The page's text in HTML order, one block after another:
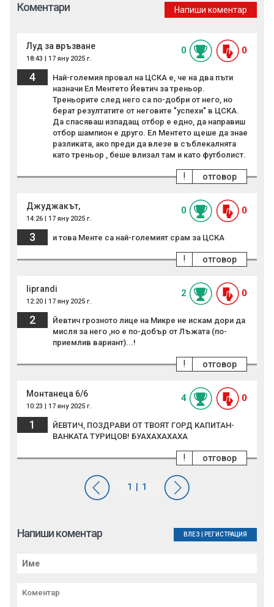
Коментари Напиши коментар
Луд за връзване
18:43 | 17 яну 2025 г.
0 0
4
Най-големия провал на ЦСКА е, че на два пъти
назначи Ел Ментето Йевтич за треньор.
Треньорите след него са по-добри от него, но
берат резултатите от неговите "успехи" в ЦСКА.
Да спасяваш изпадащ отбор е едно, да направиш
отбор шампион е друго. Ел Ментето щеше да знае
разликата, ако преди да влезе в съблекалнята
като треньор , беше влизал там и като футболист.
отговор
!
Джуджакът,
14:26 | 17 яну 2025 г.
0 0
3 и това Менте са най-големият срам за ЦСКА
отговор
!
liprandi
12:20 | 17 яну 2025 г.
2 0
2
Йевтич грозното лице на Микре не искам дори да
мисля за него ,но е по-добър от Лъжата (по-
приемлив вариант)...!
отговор
!
Монтанеца 6/6
10:23 | 17 яну 2025 г.
4 0
1
ЙЕВТИЧ, ПОЗДРАВИ ОТ ТВОЯТ ГОРД КАПИТАН-
ВАНКАТА ТУРИЦОВ! БУАХАХАХАХА
отговор
!
Напиши коментар ВЛЕЗ РЕГИСТРАЦИЯ